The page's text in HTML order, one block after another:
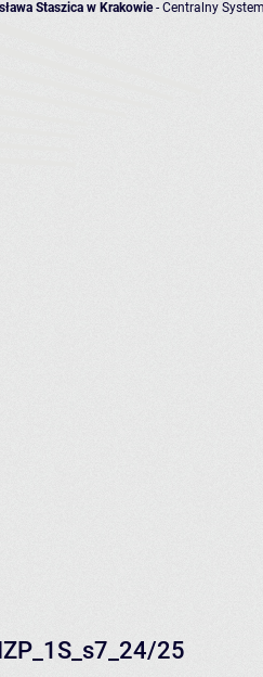
Staszica w Krakowie- Centralny
25